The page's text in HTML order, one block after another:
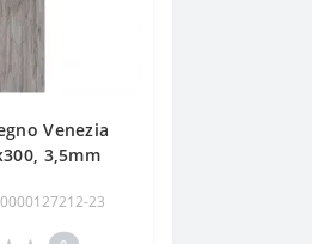
Venezia
3,5mm
23